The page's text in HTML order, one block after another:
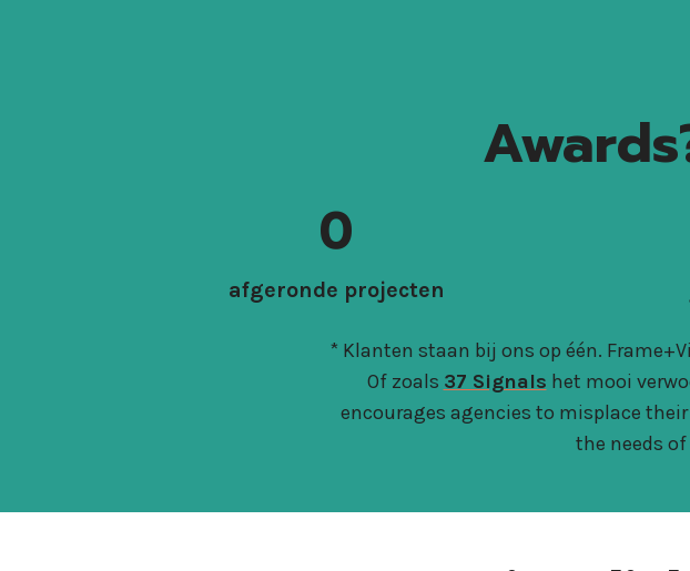
0
afgeronde projecten
* Klanten staan bij ons op één.
Of zoals 37 Signals het mooi
encourages agencies to misplace
the needs